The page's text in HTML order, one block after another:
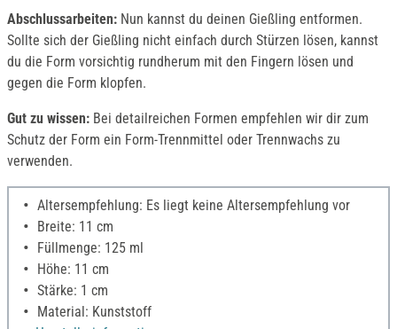
Abschlussarbeiten: Nun kannst du deinen Gießling entformen.
Sollte sich der Gießling nicht einfach durch Stürzen lösen, kannst
du die Form vorsichtig rundherum mit den Fingern lösen und
gegen die Form klopfen.
Gut zu wissen: Bei detailreichen Formen empfehlen wir dir zum
Schutz der Form ein Form-Trennmittel oder Trennwachs zu
verwenden.
Altersempfehlung: Es liegt keine Altersempfehlung vor
Breite: 11 cm
Füllmenge: 125 ml
Höhe: 11 cm
Stärke: 1 cm
Material: Kunststoff